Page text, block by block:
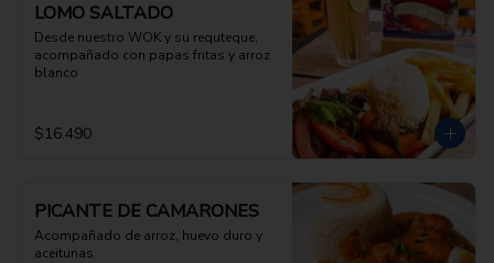
LOMO SALTADO
Desde nuestro WOK y su requteque,
acompañado con papas fritas y arroz
blanco
$16.490
PICANTE DE CAMARONES
Acompañado de arroz, huevo duro y
aceitunas